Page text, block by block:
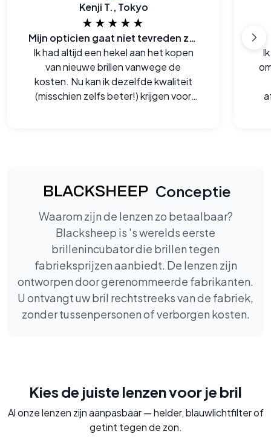
Kenji T., Tokyo
★★★★★
Mijn opticien gaat niet tevreden zijn met deze website
Ik had altijd een hekel aan het kopen
van nieuwe brillen vanwege de
kosten. Nu kan ik dezelfde kwaliteit
(misschien zelfs beter!) krijgen voor
Conceptie
Waarom zijn de lenzen zo betaalbaar?
Blacksheep is 's werelds eerste
brillenincubator die brillen tegen
fabrieksprijzen aanbiedt. De lenzen zijn
ontworpen door gerenommeerde fabrikanten.
U ontvangt uw bril rechtstreeks van de fabriek,
zonder tussenpersonen of verborgen kosten.
Kies de juiste lenzen voor je bril
Al onze lenzen zijn aanpasbaar — helder, blauwlichtfilter of
getint tegen de zon.